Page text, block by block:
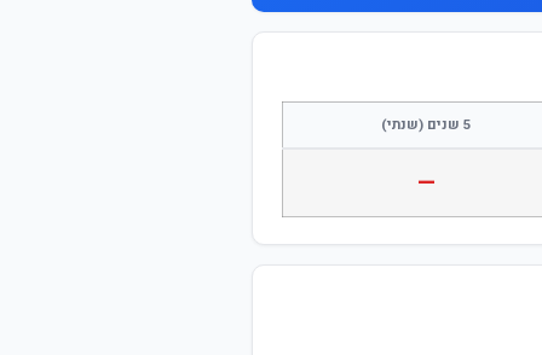
5 שנים (שנתי)
—